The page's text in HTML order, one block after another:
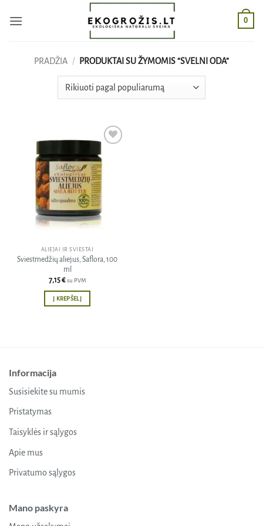
0
PRADŽIA / PRODUKTAI SU ŽYMOMIS “SVELNI ODA”
ALIEJAI IR SVIESTAI
Sviestmedžių aliejus, Saflora, 100
ml
7,15€ su PVM
Į KREPŠELĮ
Informacija
Susisiekite su mumis
Pristatymas
Taisyklės ir sąlygos
Apie mus
Privatumo sąlygos
Mano paskyra